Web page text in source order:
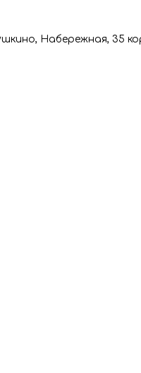
Набережная, 35